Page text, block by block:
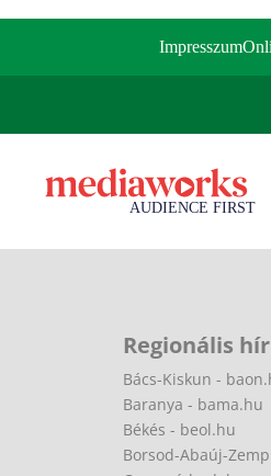
Impresszum
Regionális
Bács-Kiskun -
Baranya - bama.hu
Békés - beol.hu
Borsod-Abaúj-